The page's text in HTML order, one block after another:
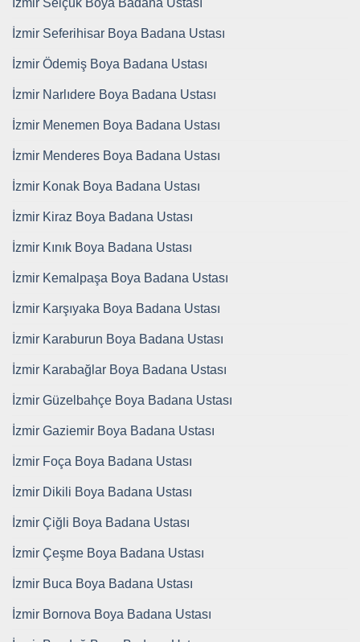
İzmir Selçuk Boya Badana Ustası
İzmir Seferihisar Boya Badana Ustası
İzmir Ödemiş Boya Badana Ustası
İzmir Narlıdere Boya Badana Ustası
İzmir Menemen Boya Badana Ustası
İzmir Menderes Boya Badana Ustası
İzmir Konak Boya Badana Ustası
İzmir Kiraz Boya Badana Ustası
İzmir Kınık Boya Badana Ustası
İzmir Kemalpaşa Boya Badana Ustası
İzmir Karşıyaka Boya Badana Ustası
İzmir Karaburun Boya Badana Ustası
İzmir Karabağlar Boya Badana Ustası
İzmir Güzelbahçe Boya Badana Ustası
İzmir Gaziemir Boya Badana Ustası
İzmir Foça Boya Badana Ustası
İzmir Dikili Boya Badana Ustası
İzmir Çiğli Boya Badana Ustası
İzmir Çeşme Boya Badana Ustası
İzmir Buca Boya Badana Ustası
İzmir Bornova Boya Badana Ustası